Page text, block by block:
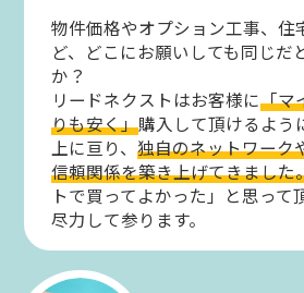
物件価格やオプション工事、住
ど、どこにお願いしても同じだ
か？
リードネクストはお客様に「マ
りも安く」購入して頂けるよう
上に亘り、独自のネットワーク
信頼関係を築き上げてきました
トで買ってよかった」と思って
尽力して参ります。